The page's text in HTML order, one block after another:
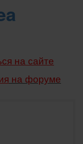
на сайте
на форуме